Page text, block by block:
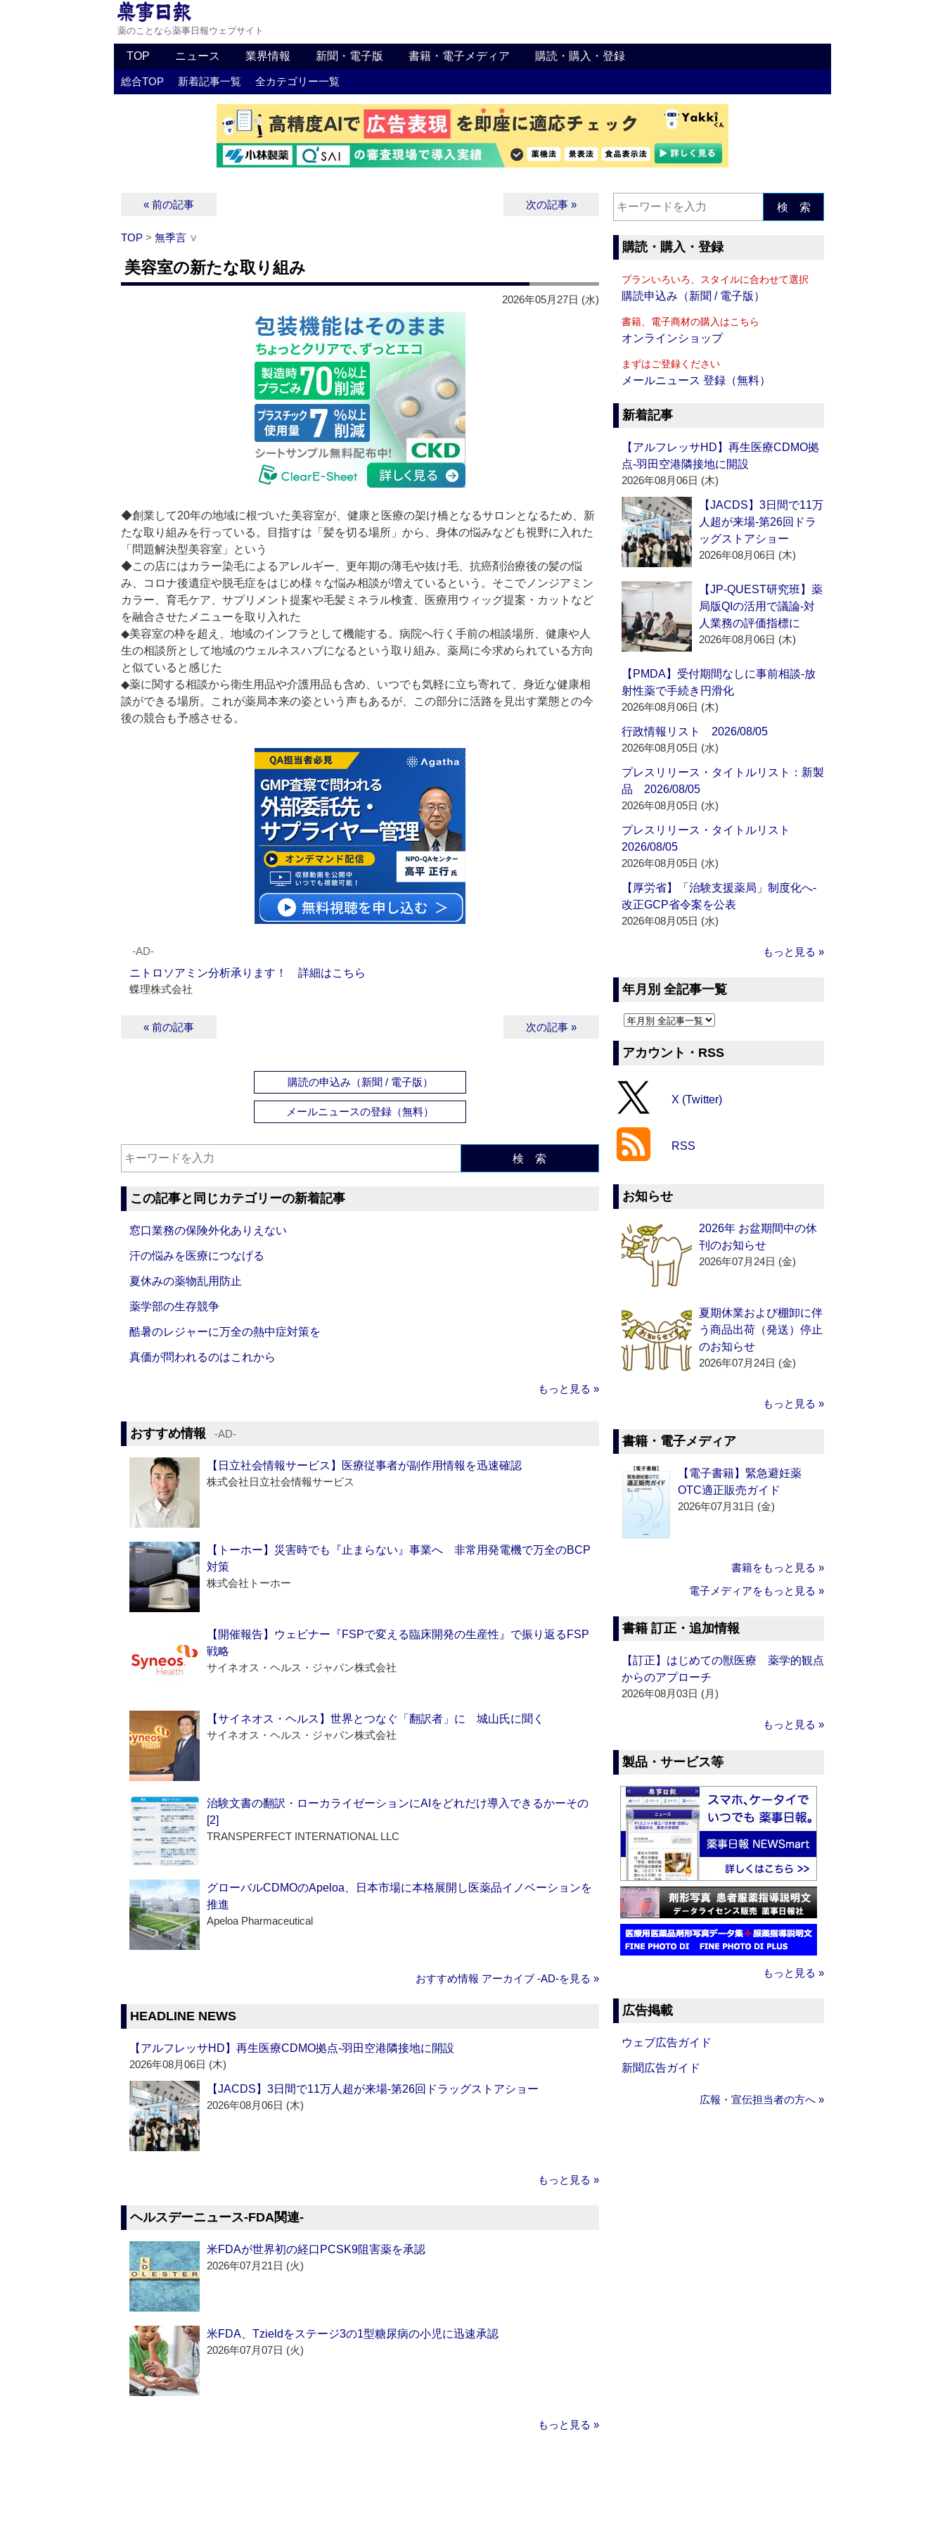
薬のことなら薬事日報ウェブサイト
TOP ニュース 業界情報 新聞・電子版 書籍・電子メディア 購読・購入・登録
総合TOP 新着記事一覧 全カテゴリー一覧
« 前の記事 次の記事 »
TOP > 無季言 ∨
美容室の新たな取り組み
2026年05月27日 (水)
◆創業して20年の地域に根づいた美容室が、健康と医療の架け橋となるサロンとなるため、新
たな取り組みを行っている。目指すは「髪を切る場所」から、身体の悩みなども視野に入れた
「問題解決型美容室」という
◆この店にはカラー染毛によるアレルギー、更年期の薄毛や抜け毛、抗癌剤治療後の髪の悩
み、コロナ後遺症や脱毛症をはじめ様々な悩み相談が増えているという。そこでノンジアミン
カラー、育毛ケア、サプリメント提案や毛髪ミネラル検査、医療用ウィッグ提案・カットなど
を融合させたメニューを取り入れた
◆美容室の枠を超え、地域のインフラとして機能する。病院へ行く手前の相談場所、健康や人
生の相談所として地域のウェルネスハブになるという取り組み。薬局に今求められている方向
と似ていると感じた
◆薬に関する相談から衛生用品や介護用品も含め、いつでも気軽に立ち寄れて、身近な健康相
談ができる場所。これが薬局本来の姿という声もあるが、この部分に活路を見出す業態との今
後の競合も予感させる。
‐AD‐
ニトロソアミン分析承ります！ 詳細はこちら
蝶理株式会社
« 前の記事 次の記事 »
購読の申込み（新聞 / 電子版）
メールニュースの登録（無料）
検 索
この記事と同じカテゴリーの新着記事
窓口業務の保険外化ありえない
汗の悩みを医療につなげる
夏休みの薬物乱用防止
薬学部の生存競争
酷暑のレジャーに万全の熱中症対策を
真価が問われるのはこれから
もっと見る »
おすすめ情報 ‐AD‐
【日立社会情報サービス】医療従事者が副作用情報を迅速確認
株式会社日立社会情報サービス
【トーホー】災害時でも『止まらない』事業へ 非常用発電機で万全のBCP
対策
株式会社トーホー
【開催報告】ウェビナー『FSPで変える臨床開発の生産性』で振り返るFSP
戦略
サイネオス・ヘルス・ジャパン株式会社
【サイネオス・ヘルス】世界とつなぐ「翻訳者」に 城山氏に聞く
サイネオス・ヘルス・ジャパン株式会社
治験文書の翻訳・ローカライゼーションにAIをどれだけ導入できるかーその
[2]
TRANSPERFECT INTERNATIONAL LLC
グローバルCDMOのApeloa、日本市場に本格展開し医薬品イノベーションを
推進
Apeloa Pharmaceutical
おすすめ情報 アーカイブ ‐AD‐を見る »
HEADLINE NEWS
【アルフレッサHD】再生医療CDMO拠点‐羽田空港隣接地に開設
2026年08月06日 (木)
【JACDS】3日間で11万人超が来場‐第26回ドラッグストアショー
2026年08月06日 (木)
もっと見る »
ヘルスデーニュース‐FDA関連‐
米FDAが世界初の経口PCSK9阻害薬を承認
2026年07月21日 (火)
米FDA、Tzieldをステージ3の1型糖尿病の小児に迅速承認
2026年07月07日 (火)
もっと見る »
検 索
購読・購入・登録
プランいろいろ、スタイルに合わせて選択
購読申込み（新聞 / 電子版）
書籍、電子商材の購入はこちら
オンラインショップ
まずはご登録ください
メールニュース 登録（無料）
新着記事
【アルフレッサHD】再生医療CDMO拠
点‐羽田空港隣接地に開設
2026年08月06日 (木)
【JACDS】3日間で11万
人超が来場‐第26回ドラ
ッグストアショー
2026年08月06日 (木)
【JP-QUEST研究班】薬
局版QIの活用で議論‐対
人業務の評価指標に
2026年08月06日 (木)
【PMDA】受付期間なしに事前相談‐放
射性薬で手続き円滑化
2026年08月06日 (木)
行政情報リスト 2026/08/05
2026年08月05日 (水)
プレスリリース・タイトルリスト：新製
品 2026/08/05
2026年08月05日 (水)
プレスリリース・タイトルリスト
2026/08/05
2026年08月05日 (水)
【厚労省】「治験支援薬局」制度化へ‐
改正GCP省令案を公表
2026年08月05日 (水)
もっと見る »
年月別 全記事一覧
アカウント・RSS
X (Twitter)
RSS
お知らせ
2026年 お盆期間中の休
刊のお知らせ
2026年07月24日 (金)
夏期休業および棚卸に伴
う商品出荷（発送）停止
のお知らせ
2026年07月24日 (金)
もっと見る »
書籍・電子メディア
【電子書籍】緊急避妊薬
OTC適正販売ガイド
2026年07月31日 (金)
書籍をもっと見る »
電子メディアをもっと見る »
書籍 訂正・追加情報
【訂正】はじめての獣医療 薬学的観点
からのアプローチ
2026年08月03日 (月)
もっと見る »
製品・サービス等
もっと見る »
広告掲載
ウェブ広告ガイド
新聞広告ガイド
広報・宣伝担当者の方へ »